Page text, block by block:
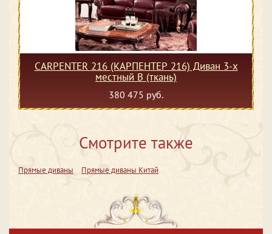
CARPENTER 216 (КАРПЕНТЕР 216) Диван 3-х
местный В (ткань)
380 475 руб.
Смотрите также
Прямые диваны Прямые диваны Китай